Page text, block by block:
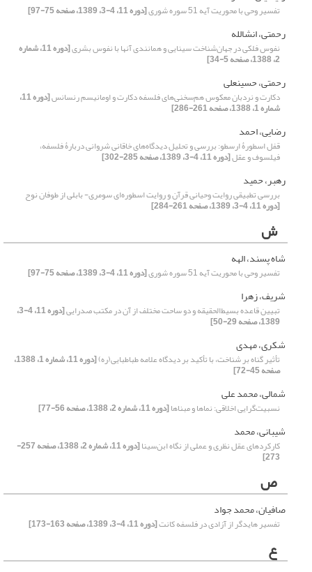
تفسیر وحی با محوریت‌ آیه 51 سوره شوری [دوره 11، 4-3، 1389، صفحه 75-97]
رحمتی، انشالله
نفوس فلکی در جهان‌شناخت سینایی و همانندی آنها با نفوس بشری [دوره 11، شماره
2، 1388، صفحه 5-34]
رحمتی، حسینعلی
دکارت و نردبان معکوس هم‌سخنی‌های فلسفه دکارت و اومانیسم رنسانس [دوره 11،
شماره 1، 1388، صفحه 261-286]
رضایی، احمد
قفل اسطورۀ ارسطو: بررسی و تحلیل دیدگاه‌های خاقانی شروانی دربارۀ فلسفه،
فیلسوف و عقل[دوره 11، 4-3، 1389، صفحه 285-302]
رهبر، حمید
بررسی تطبیقی روایت وحیانی قرآن و روایت اسطوره‌ای سومری- بابلی از طوفان نوح
[دوره 11، 4-3، 1389، صفحه 261-284]
ش
شاه پسند، الهه
تفسیر وحی با محوریت‌ آیه 51 سوره شوری [دوره 11، 4-3، 1389، صفحه 75-97]
شریف، زهرا
تبیین قاعده بسیط‌الحقیقه و دو ساحت مختلف از آن در مکتب صدرایی [دوره 11، 4-3،
1389، صفحه 29-50]
شکری، مهدی
تأثیر گناه بر شناخت، با تأکید بر دیدگاه علامه طباطبایی(ره) [دوره 11، شماره 1، 1388،
صفحه 45-72]
شمالی، محمد علی
نسبیت‌گرایی اخلاقی: نماها و مبناها[دوره 11، شماره 2، 1388، صفحه 56-77]
شیبانی، محمد
کارکردهای عقل نظری و عملی از نگاه ابن‌سینا [دوره 11، شماره 2، 1388، صفحه 257-
273]
ص
صافیان، محمد جواد
تفسیر‌ هایدگر از آزادی در فلسفه کانت[دوره 11، 4-3، 1389، صفحه 163-173]
ع